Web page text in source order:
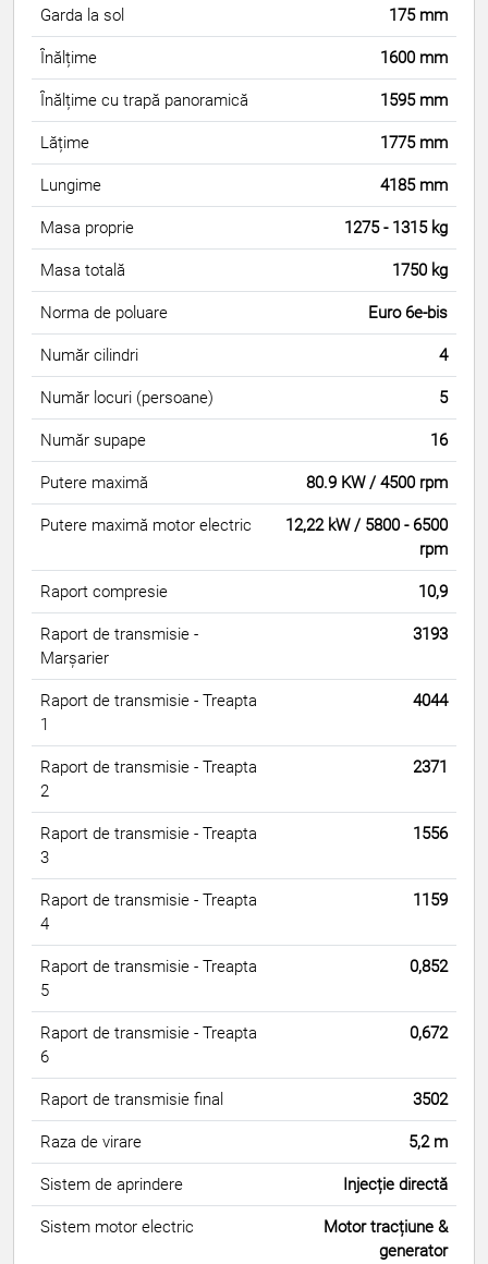
Garda la sol 175 mm
Înălțime 1600 mm
Înălțime cu trapă panoramică 1595 mm
Lățime 1775 mm
Lungime 4185 mm
Masa proprie 1275 - 1315 kg
Masa totală 1750 kg
Norma de poluare Euro 6e-bis
Număr cilindri 4
Număr locuri (persoane) 5
Număr supape 16
Putere maximă 80.9 KW / 4500 rpm
Putere maximă motor electric
12,22 kW / 5800 - 6500
rpm
Raport compresie 10,9
Raport de transmisie -
Marșarier
3193
Raport de transmisie - Treapta
1
4044
Raport de transmisie - Treapta
2
2371
Raport de transmisie - Treapta
3
1556
Raport de transmisie - Treapta
4
1159
Raport de transmisie - Treapta
5
0,852
Raport de transmisie - Treapta
6
0,672
Raport de transmisie final 3502
Raza de virare 5,2 m
Sistem de aprindere Injecție directă
Sistem motor electric
Motor tracțiune &
generator